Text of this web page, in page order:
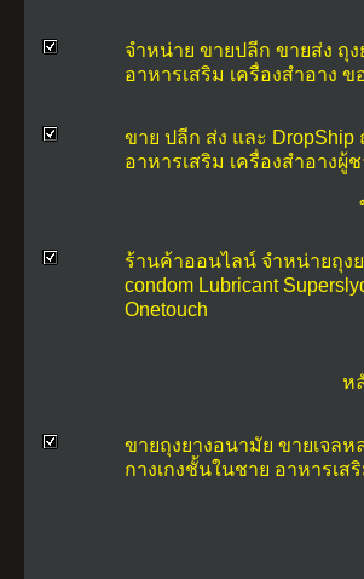
จำหน่าย ขายปลีก ขายส่ง ถุง
อาหารเสริม เครื่องสำอาง ข
ขาย ปลีก ส่ง และ DropShip
อาหารเสริม เครื่องสำอางผู้
ร้านค้าออนไลน์ จำหน่ายถุง
condom Lubricant
Onetouch
ห
ขายถุงยางอนามัย ขายเจล
กางเกงชั้นในชาย อาหารเส